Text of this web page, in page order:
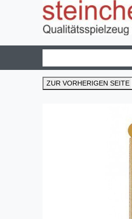
ZUR VORHERIGEN SEITE